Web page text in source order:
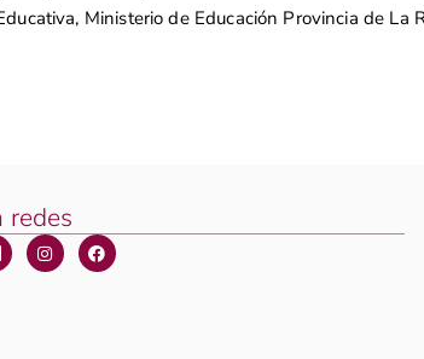
Ministerio de Educación Provincia de La
redes